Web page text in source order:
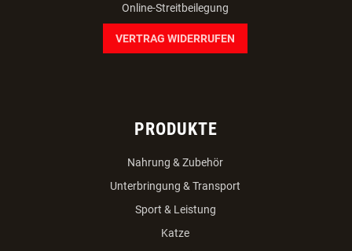
Online-Streitbeilegung
VERTRAG WIDERRUFEN
PRODUKTE
Nahrung & Zubehör
Unterbringung & Transport
Sport & Leistung
Katze